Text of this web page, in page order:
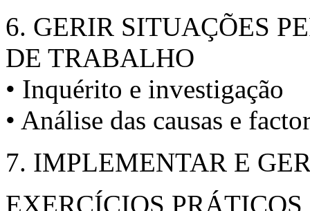
6. GERIR SITUAÇÕES
DE TRABALHO
• Inquérito e investigação
• Análise das causas e
7. IMPLEMENTAR E
EXERCÍCIOS